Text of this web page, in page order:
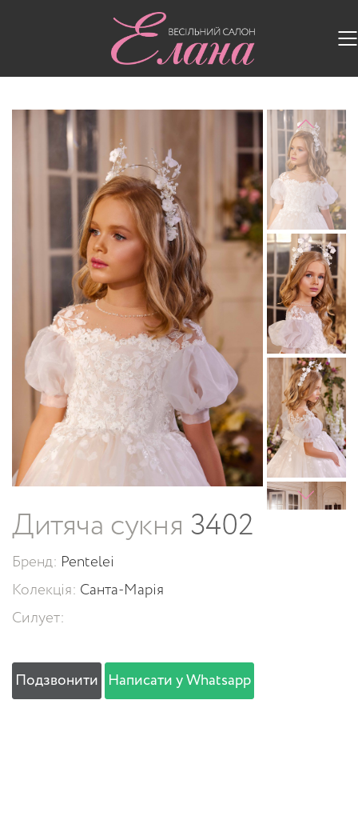
Дитячі сукні/Дитяча сукня 3402
Дитяча сукня 3402
Бренд: Pentelei
Колекція: Санта-Марія
Силует:
Подзвонити Написати у Whatsapp